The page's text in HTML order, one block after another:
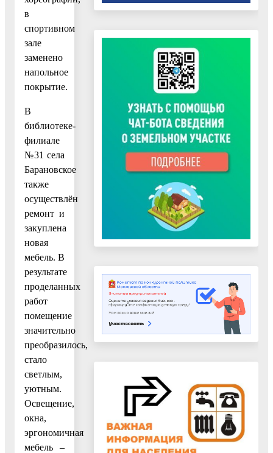
в
спортивном
зале
заменено
напольное
покрытие.
В
библиотеке-
филиале
№31 села
Барановское
также
осуществлён
ремонт и
закуплена
новая
мебель. В
результате
проделанных
работ
помещение
значительно
преобразилось,
стало
светлым,
уютным.
Освещение,
окна,
эргономичная
мебель –